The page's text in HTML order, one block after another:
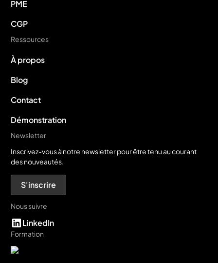
PME
CGP
Ressources
À propos
Blog
Contact
Démonstration
Newsletter
Inscrivez-vous à notre newsletter pour être tenu au courant
des nouveautés.
S'inscrire
Nous suivre
LinkedIn
Formation